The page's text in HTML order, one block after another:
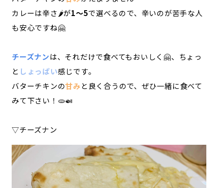
カレーは辛さ🌶️が1～5で選べるので、辛いのが苦手な人
も安心ですね🤗
チーズナンは、それだけで食べてもおいしく🤗、ちょっ
と しょっぱい感じです。
バターチキンの甘みと良く合うので、ぜひ一緒に食べて
みて下さい！🫓🍛
▽チーズナン